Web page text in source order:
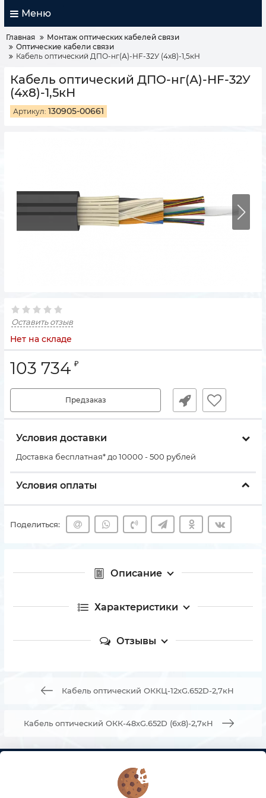
Меню
Главная
Монтаж оптических кабелей связи
Оптические кабели связи
Кабель оптический ДПО-нг(А)-HF-32У (4х8)-1,5кН
Кабель оптический ДПО-нг(А)-HF-32У
(4х8)-1,5кН
Артикул: 130905-00661
Оставить отзыв
Нет на складе
103 734 ₽
Предзаказ
Условия доставки
Доставка бесплатная* до 10000 - 500 рублей
Условия оплаты
Поделиться:
Описание
Характеристики
Отзывы
Кабель оптический ОККЦ-12хG.652D-2,7кН
Кабель оптический ОКК-48хG.652D (6х8)-2,7кН